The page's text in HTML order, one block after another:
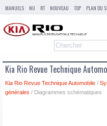
MANUELS NU RT NOUVEAU TOP PLAN DU
Kia Rio Revue Technique
Kia Rio Revue Technique Automobile /
générales / Diagrammes schématiques